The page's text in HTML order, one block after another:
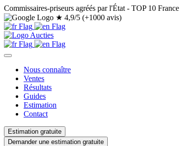
Commissaires-priseurs agréés par l'État - TOP 10 France
★ 4,9/5 (+1000 avis)
Nous connaître
Ventes
Résultats
Guides
Estimation
Contact
Estimation gratuite
Demander une estimation gratuite